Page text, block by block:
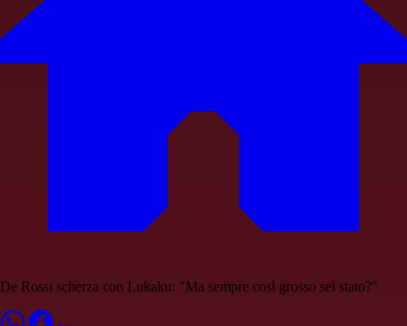
De Rossi scherza con Lukaku: "Ma sempre così grosso sei stato?"